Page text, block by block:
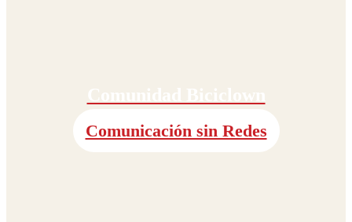
Comunicación sin Redes